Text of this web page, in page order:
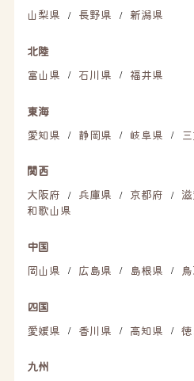
山梨県
/ 長野県 / 新潟県
北陸
富山県
/ 石川県 / 福井県
東海
愛知県
/ 静岡県 / 岐阜県 /
関西
大阪府
/ 兵庫県 / 京都府 /
和歌山県
中国
岡山県
/ 広島県 / 島根県 /
四国
愛媛県
/ 香川県 / 高知県 /
九州